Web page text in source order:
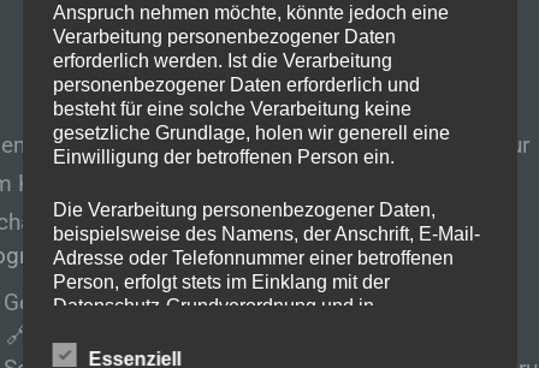
kostenlosen ProgrammOFGBkannst du mit nur
Klick die komplette Werbung in Windows 11
So geht’s:
herunterladen
Gehe auf dieGitHub-Seitedes Programms:
🔗
Anspruch nehmen möchte, könnte jedoch eine
Verarbeitung personenbezogener Daten
erforderlich werden. Ist die Verarbeitung
personenbezogener Daten erforderlich und
besteht für eine solche Verarbeitung keine
gesetzliche Grundlage, holen wir generell eine
Einwilligung der betroffenen Person ein.
Die Verarbeitung personenbezogener Daten,
beispielsweise des Namens, der Anschrift, E-Mail-
Adresse oder Telefonnummer einer betroffenen
Person, erfolgt stets im Einklang mit der
Datenschutz-Grundverordnung und in
landesspezifischen Datenschutzbestimmungen.
Essenziell